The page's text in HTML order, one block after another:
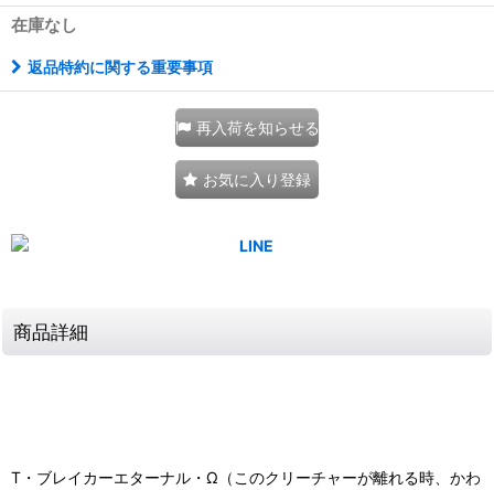
在庫なし
返品特約に関する重要事項
再入荷を知らせる
お気に入り登録
商品詳細
T・ブレイカーエターナル・Ω（このクリーチャーが離れる時、かわ